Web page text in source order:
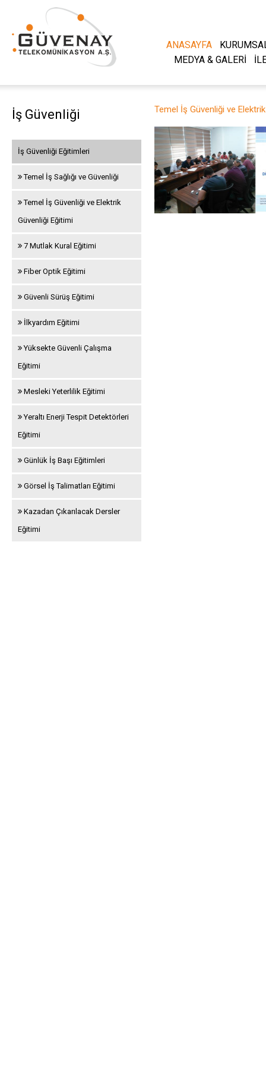
ANASAYFA
MEDYA & GALERİ
İş Güvenliği
İş Güvenliği Eğitimleri
Temel İş Sağlığı ve Güvenliği
Temel İş Güvenliği ve Elektrik
Güvenliği Eğitimi
7 Mutlak Kural Eğitimi
Fiber Optik Eğitimi
Güvenli Sürüş Eğitimi
İlkyardım Eğitimi
Yüksekte Güvenli Çalışma
Eğitimi
Mesleki Yeterlilik Eğitimi
Yeraltı Enerji Tespit Detektörleri
Eğitimi
Günlük İş Başı Eğitimleri
Görsel İş Talimatları Eğitimi
Kazadan Çıkarılacak Dersler
Eğitimi
Temel İş Güvenliği ve